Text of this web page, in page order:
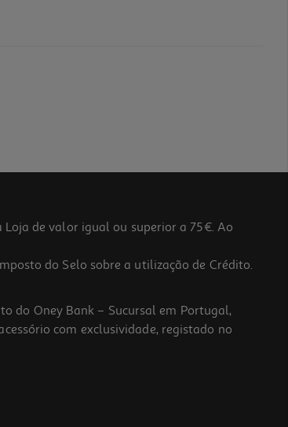
de valor igual ou superior a 75€. Ao
do Selo sobre a utilização de Crédito.
do Oney Bank – Sucursal em Portugal,
com exclusividade, registado no